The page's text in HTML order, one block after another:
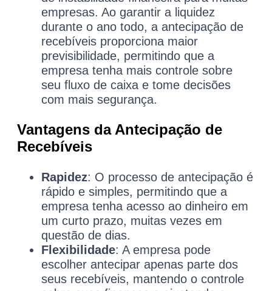
empresas. Ao garantir a liquidez
durante o ano todo, a antecipação de
recebíveis proporciona maior
previsibilidade, permitindo que a
empresa tenha mais controle sobre
seu fluxo de caixa e tome decisões
com mais segurança.
Vantagens da Antecipação de
Recebíveis
Rapidez: O processo de antecipação é
rápido e simples, permitindo que a
empresa tenha acesso ao dinheiro em
um curto prazo, muitas vezes em
questão de dias.
Flexibilidade: A empresa pode
escolher antecipar apenas parte dos
seus recebíveis, mantendo o controle